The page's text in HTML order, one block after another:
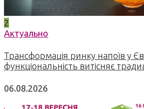
2
Актуально
Трансформація ринку напоїв у
функціональність витісняє
06.08.2026